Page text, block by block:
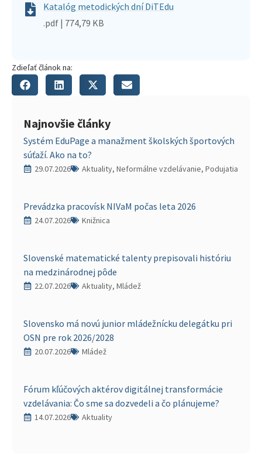
Katalóg metodických dní DiTEdu
.pdf | 774,79 KB
Zdieľať článok na:
Najnovšie články
Systém EduPage a manažment školských športových
súťaží. Ako na to?
29.07.2026 Aktuality, Neformálne vzdelávanie, Podujatia
Prevádzka pracovísk NIVaM počas leta 2026
24.07.2026 Knižnica
Slovenské matematické talenty prepisovali históriu
na medzinárodnej pôde
22.07.2026 Aktuality, Mládež
Slovensko má novú junior mládežnícku delegátku pri
OSN pre rok 2026/2028
20.07.2026 Mládež
Fórum kľúčových aktérov digitálnej transformácie
vzdelávania: Čo sme sa dozvedeli a čo plánujeme?
14.07.2026 Aktuality